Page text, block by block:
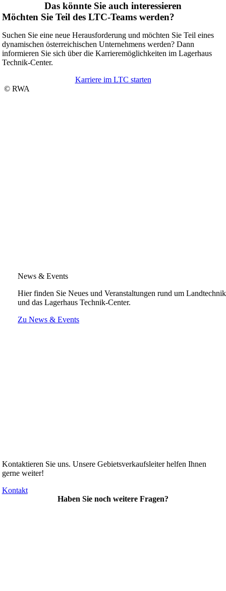
News & Events
Hier finden Sie Neues und Veranstaltungen rund um Landtechnik
und das Lagerhaus Technik-Center.
Zu News & Events
Das könnte Sie auch interessieren
Möchten Sie Teil des LTC-Teams werden?
Suchen Sie eine neue Herausforderung und möchten Sie Teil eines
dynamischen österreichischen Unternehmens werden? Dann
informieren Sie sich über die Karrieremöglichkeiten im Lagerhaus
Technik-Center.
Karriere im LTC starten
© RWA
Kontaktieren Sie uns. Unsere Gebietsverkaufsleiter helfen Ihnen
gerne weiter!
Kontakt
Haben Sie noch weitere Fragen?